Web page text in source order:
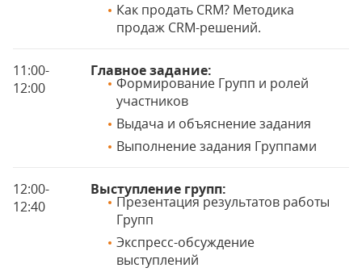
Как продать CRM? Методика
продаж CRM-решений.
11:00-
12:00
Главное задание:
Формирование Групп и ролей
участников
Выдача и объяснение задания
Выполнение задания Группами
12:00-
12:40
Выступление групп:
Презентация результатов работы
Групп
Экспресс-обсуждение
выступлений